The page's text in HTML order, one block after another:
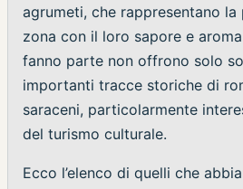
agrumeti, che rappresentano la
zona con il loro sapore e
fanno parte non offrono solo
importanti tracce storiche di
saraceni, particolarmente
del turismo culturale.
Ecco l’elenco di quelli che